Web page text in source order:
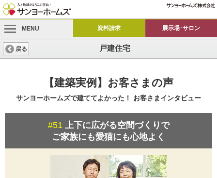
展示場･サロン
資料請求
MENU
戻る 戸建住宅
【建築実例】お客さまの声
サンヨーホームズで建ててよかった！ お客さまインタビュー
#51 上下に広がる空間づくりで
ご家族にも愛猫にも心地よく